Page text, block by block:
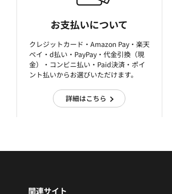
お支払いについて
クレジットカード・Amazon Pay・楽天
ぺイ・d払い・PayPay・代金引換（現
金）・コンビニ払い・Paid決済・ポイ
ント払いからお選びいただけます。
詳細はこちら
関連サイト